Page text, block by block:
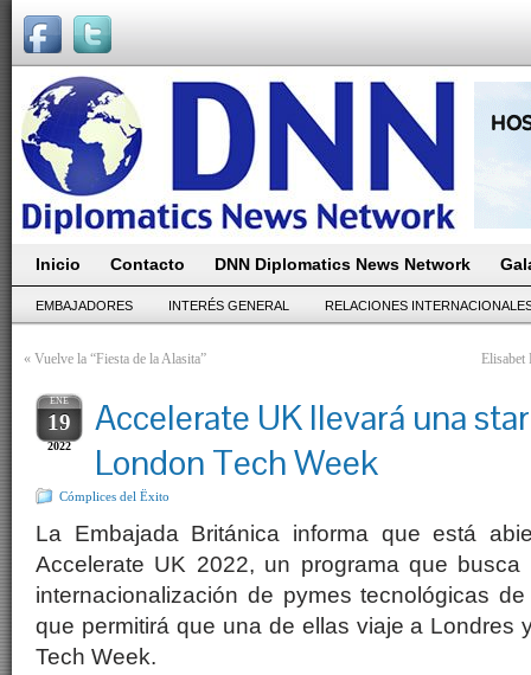
Inicio Contacto DNN Diplomatics News Network
EMBAJADORES INTERÉS GENERAL RELACIONES
« Vuelve la “Fiesta de la Alasita” Elisabet
ENE
19
2022
Accelerate UK llevará una
London Tech Week
Cómplices del Ëxito
La Embajada Británica informa que está
Accelerate UK 2022, un programa que
internacionalización de pymes tecnológicas
que permitirá que una de ellas viaje a Londres
Tech Week.